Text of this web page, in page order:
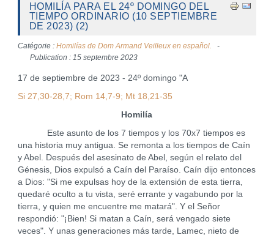
HOMILÍA PARA EL 24º DOMINGO DEL
TIEMPO ORDINARIO (10 SEPTIEMBRE
DE 2023) (2)
Catégorie : Homilías de Dom Armand Veilleux en español.
Publication : 15 septembre 2023
17 de septiembre de 2023 - 24º domingo "A
Si 27,30-28,7; Rom 14,7-9; Mt 18,21-35
Homilía
Este asunto de los 7 tiempos y los 70x7 tiempos es
una historia muy antigua. Se remonta a los tiempos de Caín
y Abel. Después del asesinato de Abel, según el relato del
Génesis, Dios expulsó a Caín del Paraíso. Caín dijo entonces
a Dios: "Si me expulsas hoy de la extensión de esta tierra,
quedaré oculto a tu vista, seré errante y vagabundo por la
tierra, y quien me encuentre me matará". Y el Señor
respondió: "¡Bien! Si matan a Caín, será vengado siete
veces". Y unas generaciones más tarde, Lamec, nieto de